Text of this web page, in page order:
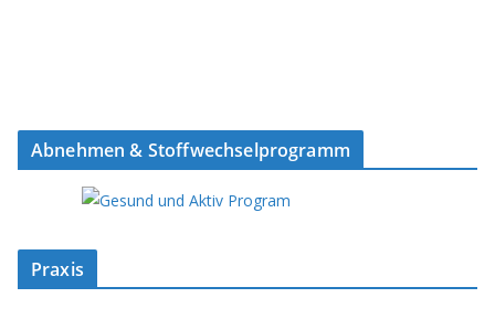
Abnehmen & Stoffwechselprogramm
Praxis